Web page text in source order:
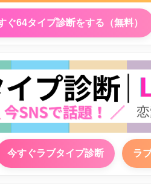
ぐ64タイプ診断をする（無料）
今すぐラブタイプ診断 ラ